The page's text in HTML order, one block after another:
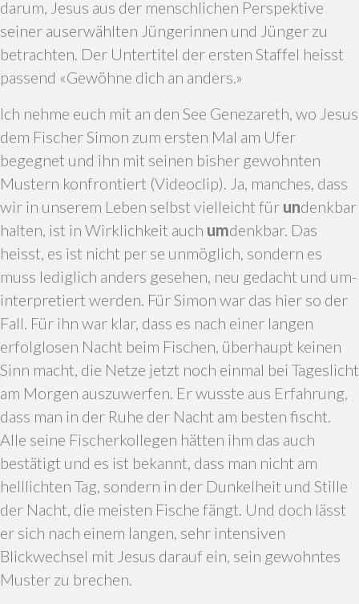
darum, Jesus aus der menschlichen Perspektive
seiner auserwählten Jüngerinnen und Jünger zu
betrachten. Der Untertitel der ersten Staffel heisst
passend «Gewöhne dich an anders.»
Ich nehme euch mit an den See Genezareth, wo Jesus
dem Fischer Simon zum ersten Mal am Ufer
begegnet und ihn mit seinen bisher gewohnten
Mustern konfrontiert (Videoclip). Ja, manches, dass
wir in unserem Leben selbst vielleicht für undenkbar
halten, ist in Wirklichkeit auch umdenkbar. Das
heisst, es ist nicht per se unmöglich, sondern es
muss lediglich anders gesehen, neu gedacht und um-
interpretiert werden. Für Simon war das hier so der
Fall. Für ihn war klar, dass es nach einer langen
erfolglosen Nacht beim Fischen, überhaupt keinen
Sinn macht, die Netze jetzt noch einmal bei Tageslicht
am Morgen auszuwerfen. Er wusste aus Erfahrung,
dass man in der Ruhe der Nacht am besten fischt.
Alle seine Fischerkollegen hätten ihm das auch
bestätigt und es ist bekannt, dass man nicht am
helllichten Tag, sondern in der Dunkelheit und Stille
der Nacht, die meisten Fische fängt. Und doch lässt
er sich nach einem langen, sehr intensiven
Blickwechsel mit Jesus darauf ein, sein gewohntes
Muster zu brechen.